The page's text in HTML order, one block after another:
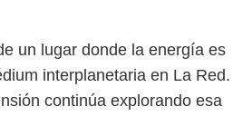
un lugar donde la energía es
interplanetaria en La Red.
continúa explorando esa